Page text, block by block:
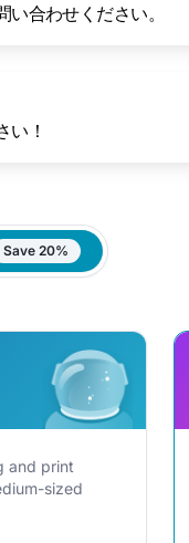
合わせください。
い！